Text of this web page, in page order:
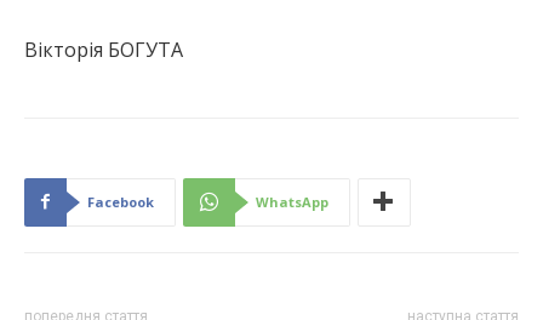
Вікторія БОГУТА
Facebook WhatsApp
попередня стаття наступна стаття